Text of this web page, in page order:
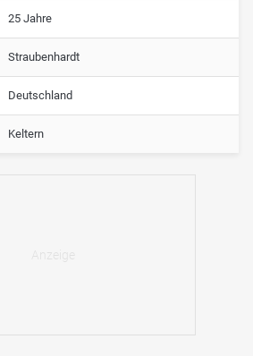
25 Jahre
Straubenhardt
Deutschland
Keltern